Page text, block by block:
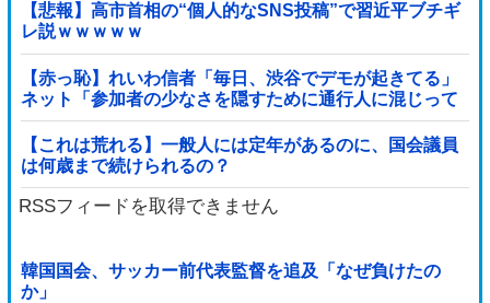
【悲報】高市首相の“個人的なSNS投稿”で習近平ブチギ
レ説ｗｗｗｗｗ
【赤っ恥】れいわ信者「毎日、渋谷でデモが起きてる」
ネット「参加者の少なさを隠すために通行人に混じって
るのリプ欄でバラされてて草」
【これは荒れる】一般人には定年があるのに、国会議員
は何歳まで続けられるの？
RSSフィードを取得できません
韓国国会、サッカー前代表監督を追及「なぜ負けたの
か」